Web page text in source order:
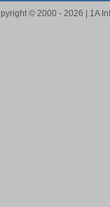
© 2000 - 2026 | 1A